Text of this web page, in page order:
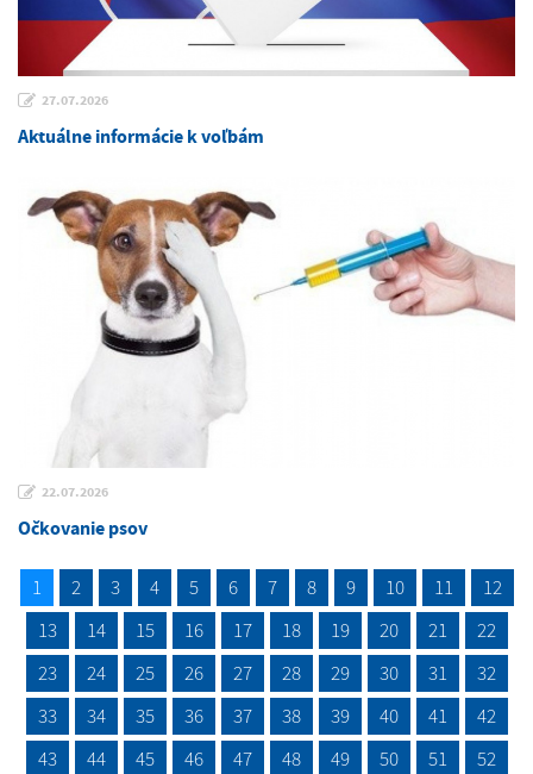
27.07.2026
Aktuálne informácie k voľbám
22.07.2026
Očkovanie psov
1 2 3 4 5 6 7 8 9 10 11
12
13
14 15 16 17 18 19 20 21
22
23
24 25 26 27 28 29 30 31
32
33
34 35 36 37 38 39 40 41
42
43
44 45 46 47 48 49 50 51
52